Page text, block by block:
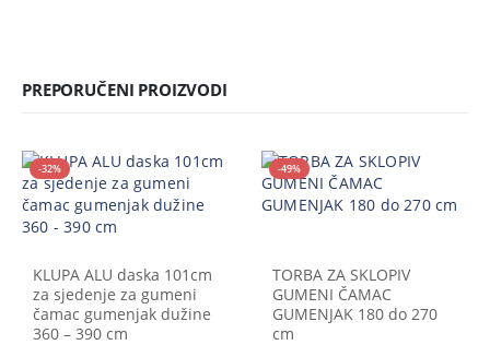
PREPORUČENI PROIZVODI
-32%
KLUPA ALU daska 101cm
za sjedenje za gumeni
čamac gumenjak dužine
360 – 390 cm
-49%
TORBA ZA SKLOPIV
GUMENI ČAMAC
GUMENJAK 180 do 270
cm